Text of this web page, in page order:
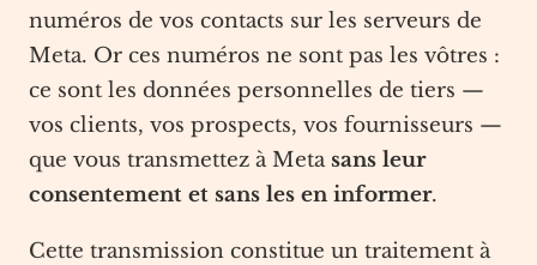
numéros de vos contacts sur les serveurs de
Meta. Or ces numéros ne sont pas les vôtres :
ce sont les données personnelles de tiers —
vos clients, vos prospects, vos fournisseurs —
que vous transmettez à Meta sans leur
consentement et sans les en informer.
Cette transmission constitue un traitement à